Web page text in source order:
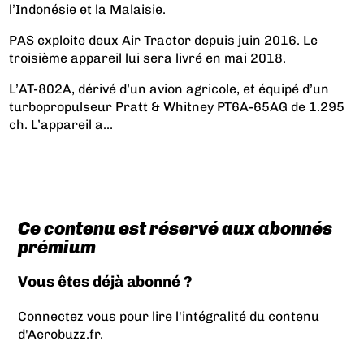
l’Indonésie et la Malaisie.
PAS exploite deux Air Tractor depuis juin 2016. Le
troisième appareil lui sera livré en mai 2018.
L’AT-802A, dérivé d’un avion agricole, et équipé d’un
turbopropulseur Pratt & Whitney PT6A-65AG de 1.295
ch. L’appareil a...
Ce contenu est réservé aux abonnés
prémium
Vous êtes déjà abonné ?
Connectez vous pour lire l'intégralité du contenu
d'Aerobuzz.fr.